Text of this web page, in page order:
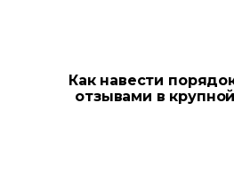
Как навести
отзывами в